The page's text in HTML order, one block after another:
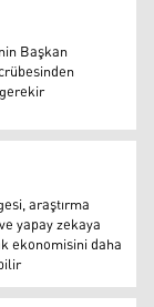
Başkan
ve yapay
araştırma
yapay zekaya
ekonomisini daha